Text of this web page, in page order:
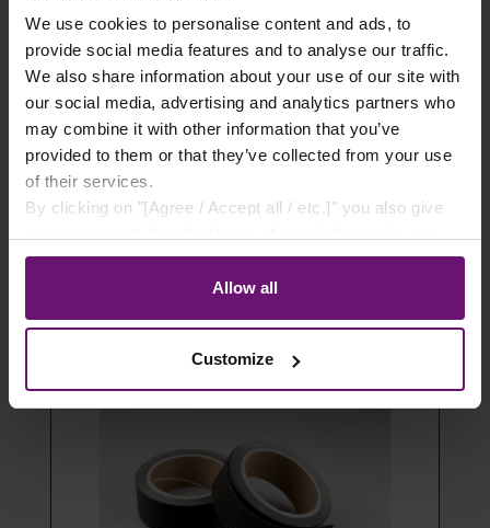
We use cookies to personalise content and ads, to
provide social media features and to analyse our traffic.
We also share information about your use of our site with
our social media, advertising and analytics partners who
may combine it with other information that you’ve
provided to them or that they’ve collected from your use
of their services.
By clicking on "[Agree / Accept all / etc.]" you also give
store to our partner, shopware AG (Ebbinghoff 10, 48624
Schöppingen, Germany), which cannot assign this data
to you personally, but may process it for its own
Allow all
Customize
Gewächshausklammern 4 bis 10 mm
- 100 Stück
14,49 €*
Artikel ausverkauft